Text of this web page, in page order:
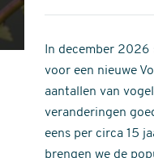
stars
of
stars
In december
voor een nieuwe
aantallen van
veranderingen
eens per circa 15
brengen we de